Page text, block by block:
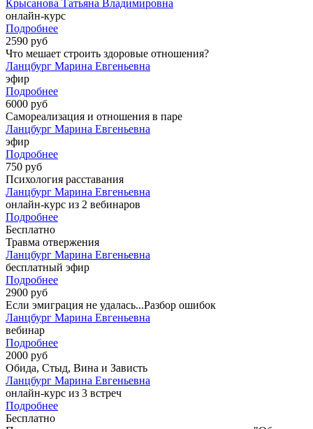
Крысанова Татьяна Владимировна
онлайн-курс
Подробнее
2590 руб
Что мешает строить здоровые отношения?
Ланцбург Марина Евгеньевна
эфир
Подробнее
6000 руб
Самореализация и отношения в паре
Ланцбург Марина Евгеньевна
эфир
Подробнее
750 руб
Психология расставания
Ланцбург Марина Евгеньевна
онлайн-курс из 2 вебинаров
Подробнее
Бесплатно
Травма отвержения
Ланцбург Марина Евгеньевна
бесплатный эфир
Подробнее
2900 руб
Если эмиграция не удалась...Разбор ошибок
Ланцбург Марина Евгеньевна
вебинар
Подробнее
2000 руб
Обида, Стыд, Вина и Зависть
Ланцбург Марина Евгеньевна
онлайн-курс из 3 встреч
Подробнее
Бесплатно